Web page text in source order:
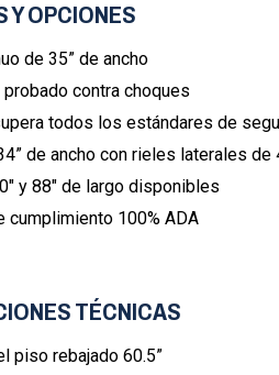
Y OPCIONES
de 35” de ancho
contra choques
todos los estándares de
de ancho con rieles laterales de
y 88" de largo disponibles
cumplimiento 100% ADA
TÉCNICAS
piso rebajado 60.5”